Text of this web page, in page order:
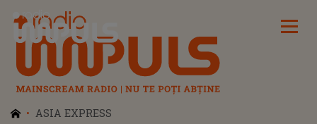
Radio Impuls
ASIA EXPRESS